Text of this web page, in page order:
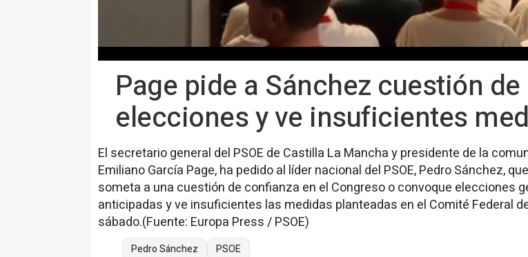
Page pide a Sánchez cuestión
elecciones y ve insuficientes
El secretario general del PSOE de Castilla La Mancha y presidente de la
Emiliano García Page, ha pedido al líder nacional del PSOE, Pedro Sánchez,
someta a una cuestión de confianza en el Congreso o convoque elecciones
anticipadas y ve insuficientes las medidas planteadas en el Comité Federal
sábado.(Fuente: Europa Press / PSOE)
Pedro Sánchez PSOE